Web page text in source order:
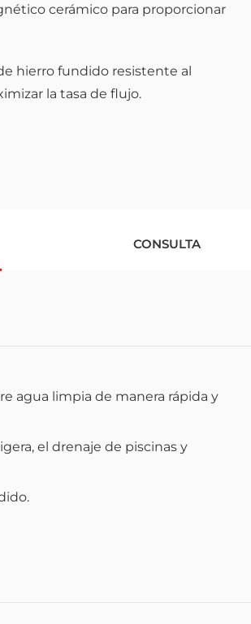
cerámico para proporcionar
hierro fundido resistente al
la tasa de flujo.
CONSULTA
agua limpia de manera rápida y
el drenaje de piscinas y